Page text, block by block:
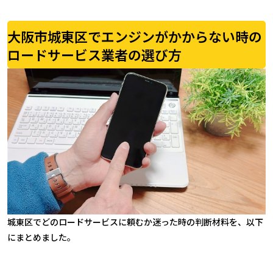
大阪市城東区でエンジンがかからない時の
ロードサービス業者の選び方
城東区でどのロードサービスに頼むか迷った時の判断材料を、以下
にまとめました。